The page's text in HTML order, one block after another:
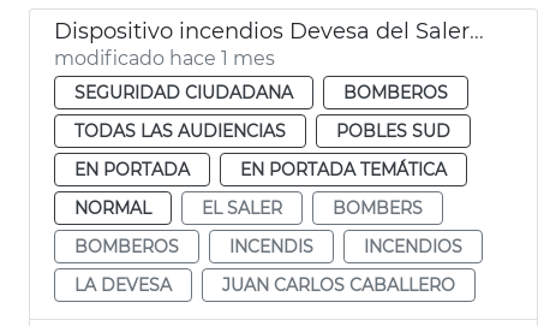
Dispositivo incendios Devesa del Saler València
modificado hace 1 mes
SEGURIDAD CIUDADANA
BOMBEROS
TODAS LAS AUDIENCIAS
POBLES SUD
EN PORTADA
EN PORTADA TEMÁTICA
NORMAL
EL SALER
BOMBERS
BOMBEROS
INCENDIS
INCENDIOS
LA DEVESA
JUAN CARLOS CABALLERO